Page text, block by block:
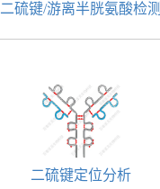
二硫键/游离半胱氨酸检测
二硫键定位分析